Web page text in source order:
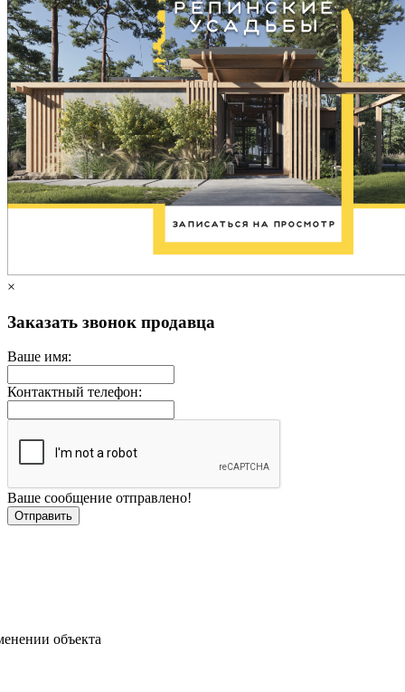
×
Заказать звонок продавца
Ваше имя:
Контактный телефон:
Ваше сообщение отправлено!
объекта